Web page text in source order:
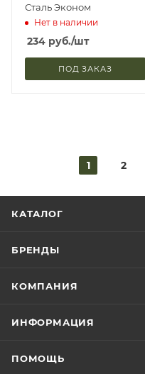
Сталь Эконом
Нет в наличии
234 руб./шт
ПОД ЗАКАЗ
1 2
КАТАЛОГ
БРЕНДЫ
КОМПАНИЯ
ИНФОРМАЦИЯ
ПОМОЩЬ